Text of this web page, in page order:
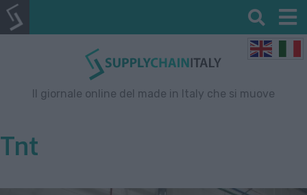
Il giornale online del made in Italy che si muove
Tnt